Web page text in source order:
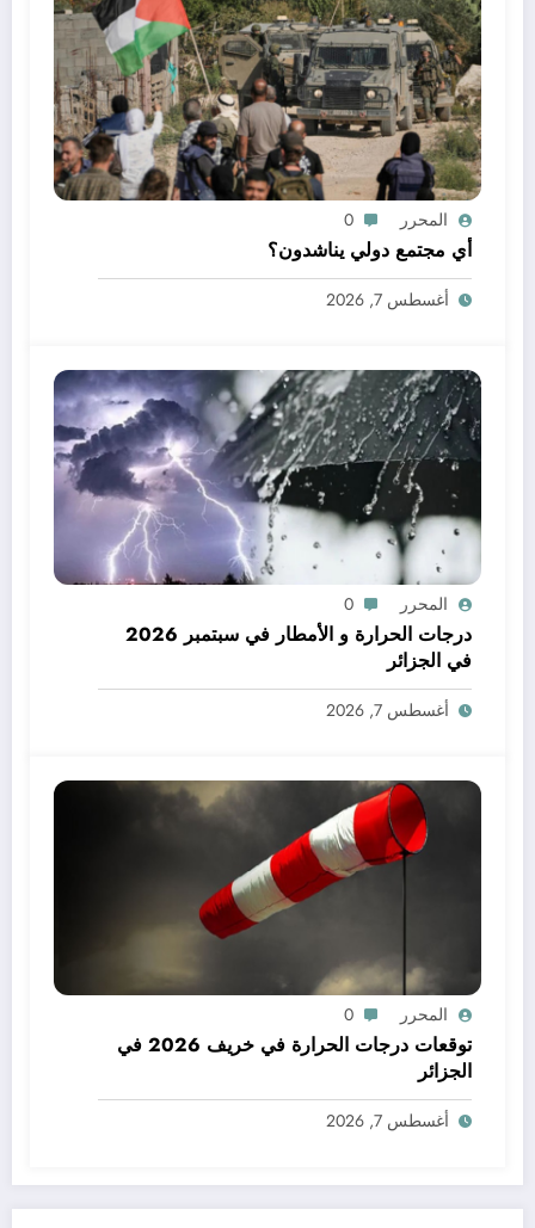
المحرر 0
أي مجتمع دولي يناشدون؟
أغسطس 7, 2026
المحرر 0
درجات الحرارة و الأمطار في سبتمبر 2026
في الجزائر
أغسطس 7, 2026
المحرر 0
توقعات درجات الحرارة في خريف 2026 في
الجزائر
أغسطس 7, 2026